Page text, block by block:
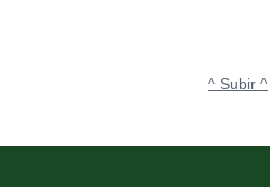
^ Subir ^